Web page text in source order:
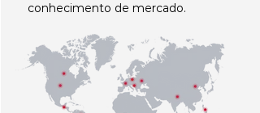
conhecimento de mercado.